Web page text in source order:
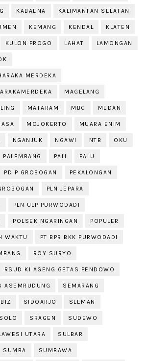
KABAENA KALIMANTAN SELATAN
KEMANG KENDAL KLATEN
KULON PROGO LAHAT LAMONGAN
MERDEKA
MAGELANG
MATARAM MBG MEDAN
MOJOKERTO MUARA ENIM
NGANJUK NGAWI NTB OKU
PALEMBANG PALI PALU
PDIP GROBOGAN PEKALONGAN
PLN JEPARA
PLN ULP PURWODADI
POLSEK NGARINGAN POPULER
WAKTU PT BPR BKK PURWODADI
ROY SURYO
RSUD KI AGENG GETAS PENDOWO
ASEMRUDUNG SEMARANG
SIDOARJO SLEMAN
SOLO SRAGEN SUDEWO
UTARA SULBAR
SUMBA SUMBAWA